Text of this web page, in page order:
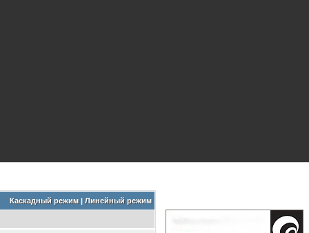
Каскадный режим| Линейный режим